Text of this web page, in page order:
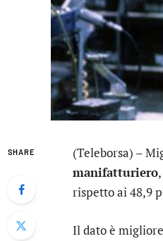
SHARE (Teleborsa) –
manifatturiero
rispetto ai 48,9
Il dato è